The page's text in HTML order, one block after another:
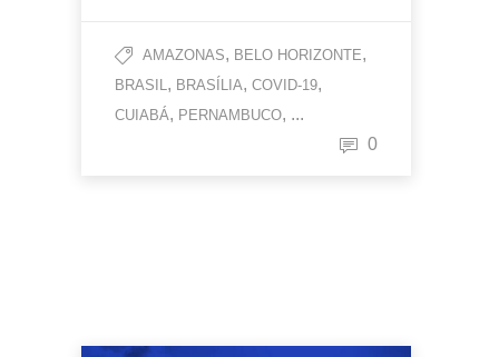
AMAZONAS, BELO HORIZONTE,
BRASIL, BRASÍLIA, COVID-19,
CUIABÁ, PERNAMBUCO, ...
0